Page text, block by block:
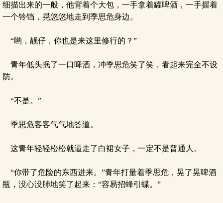
细描出来的一般，他背着个大包，一手拿着罐啤酒，一手握着
一个铃铛，晃悠悠地走到季思危身边。
“哟，靓仔，你也是来这里修行的？”
青年低头抿了一口啤酒，冲季思危笑了笑，看起来完全不设
防。
“不是。”
季思危客客气气地答道。
这青年轻轻松松就逼走了白裙女子，一定不是普通人。
“你带了危险的东西进来。”青年打量着季思危，晃了晃啤酒
瓶，没心没肺地笑了起来：“容易招蜂引蝶。”